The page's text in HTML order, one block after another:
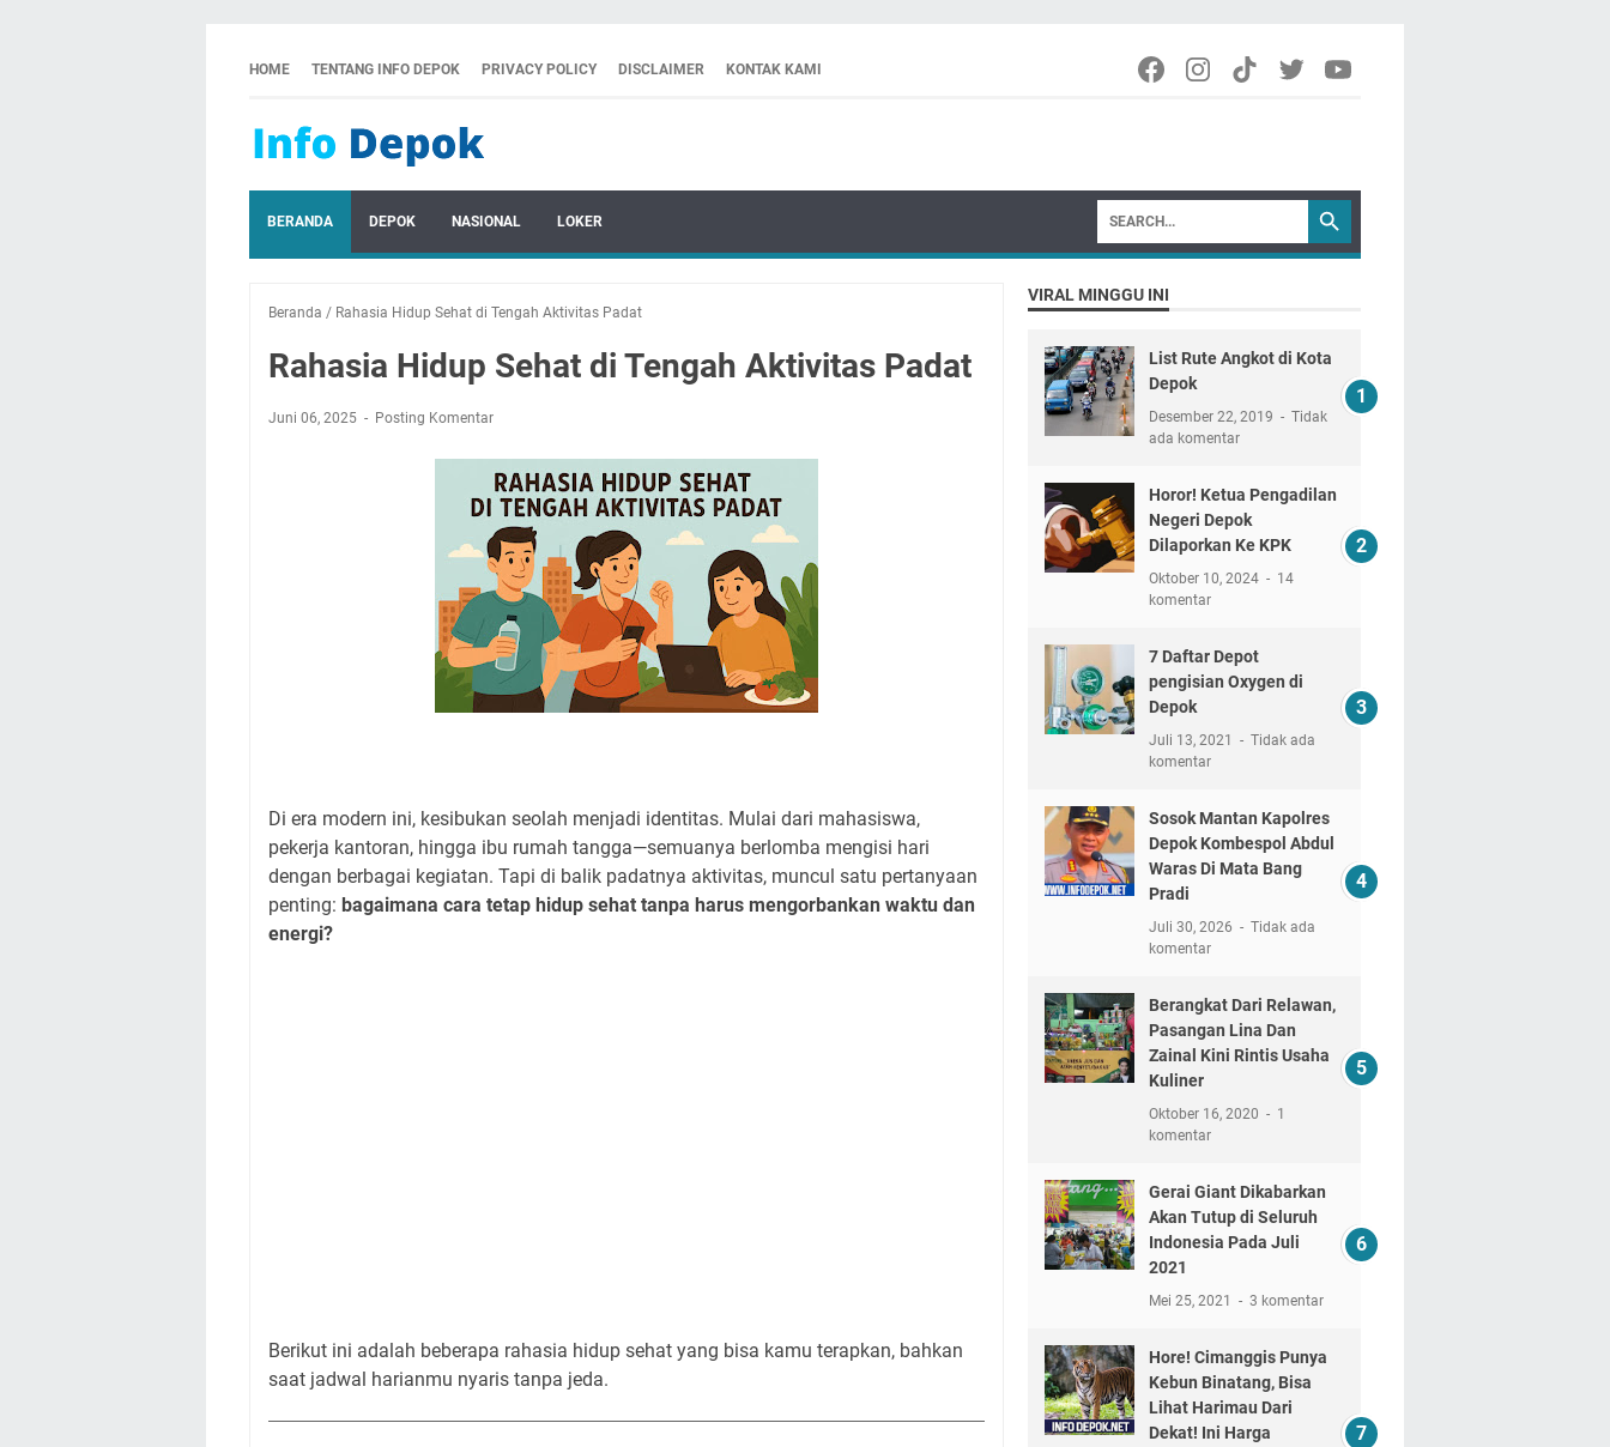
HOME TENTANG INFO DEPOK PRIVACY POLICY DISCLAIMER KONTAK KAMI
BERANDA DEPOK NASIONAL LOKER
Beranda / Rahasia Hidup Sehat di Tengah Aktivitas Padat
Rahasia Hidup Sehat di Tengah Aktivitas Padat
Juni 06, 2025 Posting Komentar
Di era modern ini, kesibukan seolah menjadi identitas. Mulai dari mahasiswa,
pekerja kantoran, hingga ibu rumah tangga—semuanya berlomba mengisi hari
dengan berbagai kegiatan. Tapi di balik padatnya aktivitas, muncul satu pertanyaan
penting: bagaimana cara tetap hidup sehat tanpa harus mengorbankan waktu dan
energi?
Berikut ini adalah beberapa rahasia hidup sehat yang bisa kamu terapkan, bahkan
saat jadwal harianmu nyaris tanpa jeda.
VIRAL MINGGU INI
List Rute Angkot di Kota
Depok
Desember 22, 2019
Tidak
ada komentar
Horor! Ketua Pengadilan
Negeri Depok
Dilaporkan Ke KPK
Oktober 10, 2024
14
komentar
7 Daftar Depot
pengisian Oxygen di
Depok
Juli 13, 2021
Tidak ada
komentar
Sosok Mantan Kapolres
Depok Kombespol Abdul
Waras Di Mata Bang
Pradi
Juli 30, 2026
Tidak ada
komentar
Berangkat Dari Relawan,
Pasangan Lina Dan
Zainal Kini Rintis Usaha
Kuliner
Oktober 16, 2020
1
komentar
Gerai Giant Dikabarkan
Akan Tutup di Seluruh
Indonesia Pada Juli
2021
Mei 25, 2021 3 komentar
Hore! Cimanggis Punya
Kebun Binatang, Bisa
Lihat Harimau Dari
Dekat! Ini Harga